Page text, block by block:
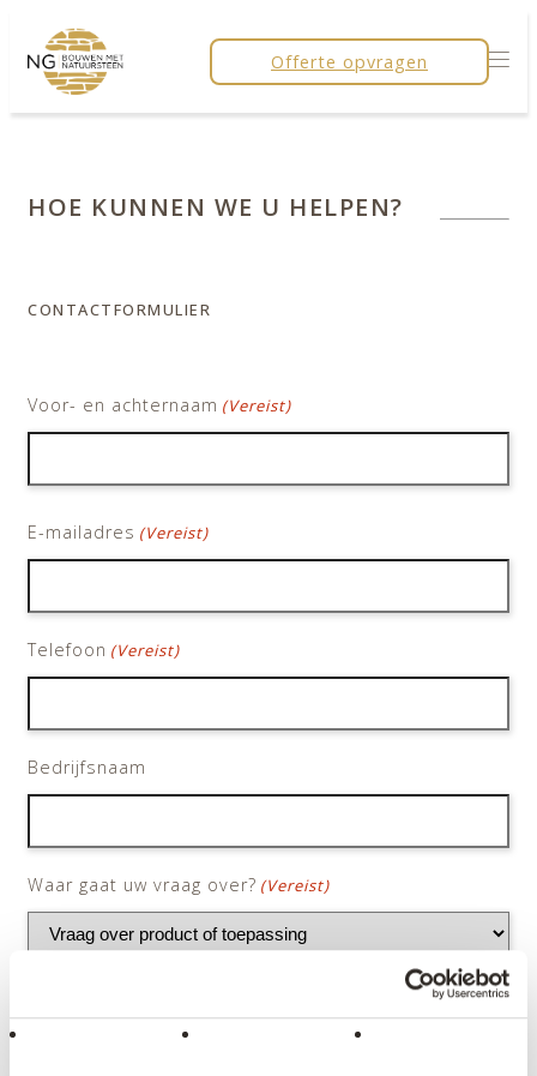
Offerte opvragen
HOE KUNNEN WE U HELPEN?
CONTACTFORMULIER
Voor- en achternaam (Vereist)
E-mailadres (Vereist)
Telefoon (Vereist)
Bedrijfsnaam
Waar gaat uw vraag over? (Vereist)